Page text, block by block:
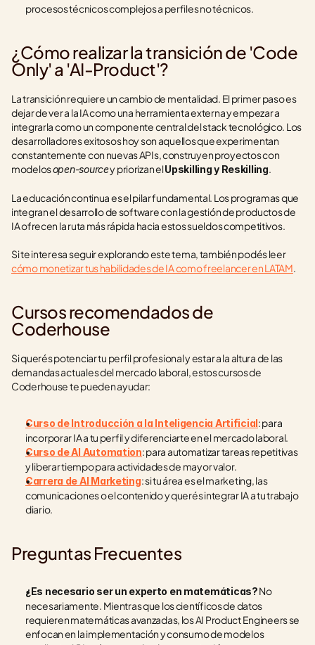
procesos técnicos complejos a perfiles no técnicos.
¿Cómo realizar la transición de 'Code
Only' a 'AI-Product'?
La transición requiere un cambio de mentalidad. El primer paso es
dejar de ver a la IA como una herramienta externa y empezar a
integrarla como un componente central del stack tecnológico. Los
desarrolladores exitosos hoy son aquellos que experimentan
constantemente con nuevas APIs, construyen proyectos con
modelos open-source y priorizan el Upskilling y Reskilling.
La educación continua es el pilar fundamental. Los programas que
integran el desarrollo de software con la gestión de productos de
IA ofrecen la ruta más rápida hacia estos sueldos competitivos.
Si te interesa seguir explorando este tema, también podés leer
cómo monetizar tus habilidades de IA como freelancer en LATAM.
Cursos recomendados de
Coderhouse
Si querés potenciar tu perfil profesional y estar a la altura de las
demandas actuales del mercado laboral, estos cursos de
Coderhouse te pueden ayudar:
Curso de Introducción a la Inteligencia Artificial: para
incorporar IA a tu perfil y diferenciarte en el mercado laboral.
Curso de AI Automation: para automatizar tareas repetitivas
y liberar tiempo para actividades de mayor valor.
Carrera de AI Marketing: si tu área es el marketing, las
comunicaciones o el contenido y querés integrar IA a tu trabajo
diario.
Preguntas Frecuentes
¿Es necesario ser un experto en matemáticas? No
necesariamente. Mientras que los científicos de datos
requieren matemáticas avanzadas, los AI Product Engineers se
enfocan en la implementación y consumo de modelos